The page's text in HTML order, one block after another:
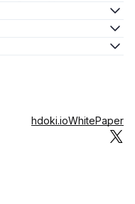
hdoki.ioWhitePaper